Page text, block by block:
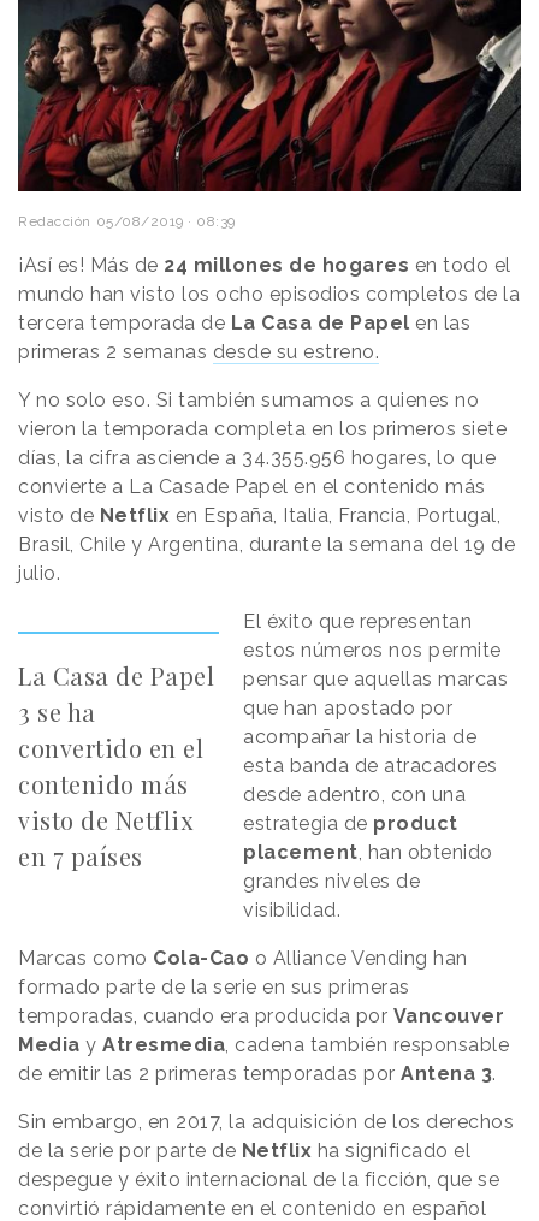
Redacción 05/08/2019 · 08:39
¡Así es! Más de 24 millones de hogares en todo el
mundo han visto los ocho episodios completos de la
tercera temporada de La Casa de Papel en las
primeras 2 semanas desde su estreno.
Y no solo eso. Si también sumamos a quienes no
vieron la temporada completa en los primeros siete
días, la cifra asciende a 34.355.956 hogares, lo que
convierte a La Casade Papel en el contenido más
visto de Netflix en España, Italia, Francia, Portugal,
Brasil, Chile y Argentina, durante la semana del 19 de
julio.
La Casa de Papel
3 se ha
convertido en el
contenido más
visto de Netflix
en 7 países
El éxito que representan
estos números nos permite
pensar que aquellas marcas
que han apostado por
acompañar la historia de
esta banda de atracadores
desde adentro, con una
estrategia de product
placement, han obtenido
grandes niveles de
visibilidad.
Marcas como Cola-Cao o Alliance Vending han
formado parte de la serie en sus primeras
temporadas, cuando era producida por Vancouver
Media y Atresmedia, cadena también responsable
de emitir las 2 primeras temporadas por Antena 3.
Sin embargo, en 2017, la adquisición de los derechos
de la serie por parte de Netflix ha significado el
despegue y éxito internacional de la ficción, que se
convirtió rápidamente en el contenido en español